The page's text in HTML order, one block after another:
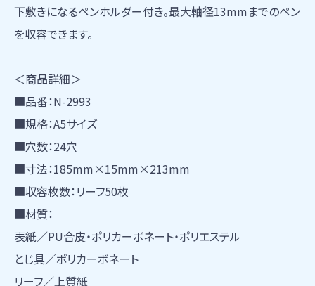
下敷きになるペンホルダー付き。最大軸径13mmまでのペン
を収容できます。
＜商品詳細＞
■品番：N-2993
■規格：A5サイズ
■穴数：24穴
■寸法：185mm×15mm×213mm
■収容枚数：リーフ50枚
■材質：
表紙／PU合皮・ポリカーボネート・ポリエステル
とじ具／ポリカーボネート
リーフ／上質紙